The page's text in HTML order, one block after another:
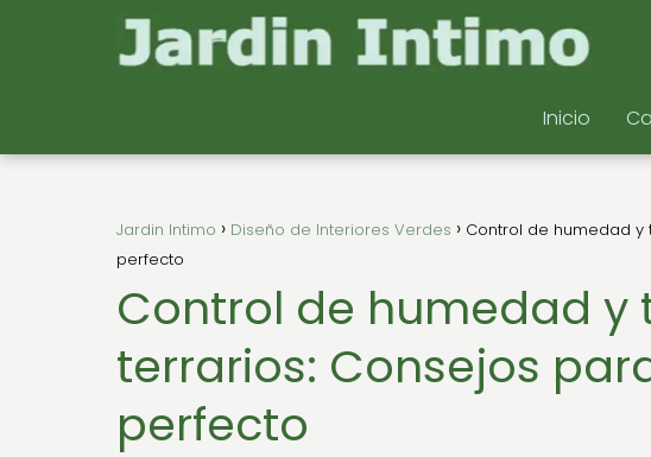
Inicio
Jardin Intimo Diseño de Interiores Verdes
Control de humedad
perfecto
Control de humedad
terrarios: Consejos
perfecto